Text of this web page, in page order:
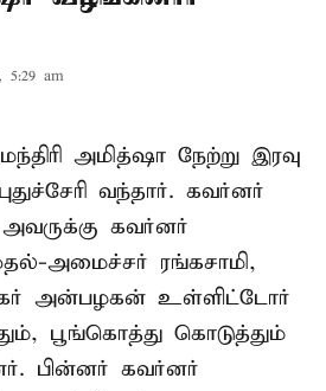
5:29 am
அமித்ஷா நேற்று இரவு
வந்தார். கவர்னர்
கவர்னர்
அமைச்சர் ரங்கசாமி,
அன்பழகன் உள்ளிட்டோர்
பூங்கொத்து கொடுத்தும்
பின்னர் கவர்னர்